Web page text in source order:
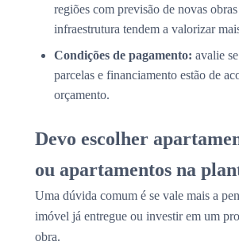
regiões com previsão de novas
infraestrutura tendem a valorizar
Condições de pagamento: avalie
parcelas e financiamento estão de
orçamento.
Devo escolher
ou apartamentos na
Uma dúvida comum é se vale mais a
imóvel já entregue ou investir em um
obra.